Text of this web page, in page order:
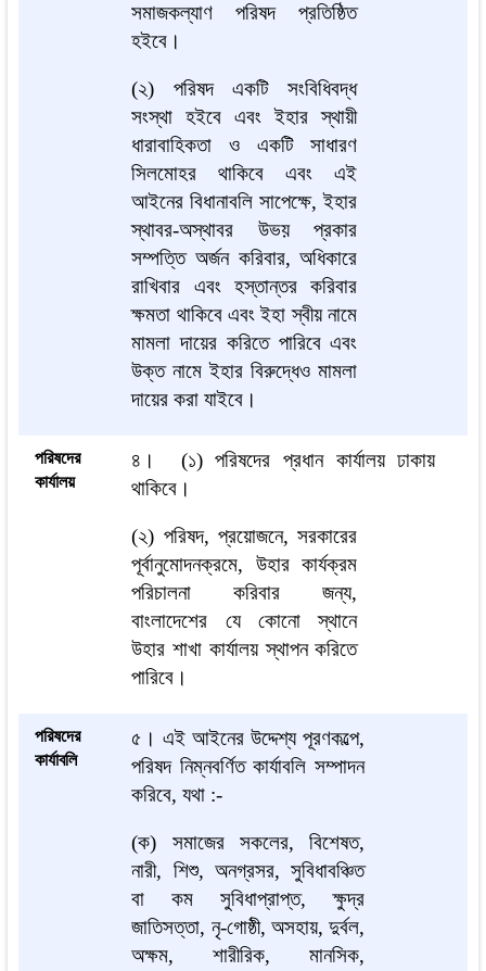
সমাজকল্যাণ পরিষদ প্রতিষ্ঠিত
হইবে।
(২) পরিষদ একটি সংবিধিবদ্ধ
সংস্থা হইবে এবং ইহার স্থায়ী
ধারাবাহিকতা ও একটি সাধারণ
সিলমোহর থাকিবে এবং এই
আইনের বিধানাবলি সাপেক্ষে, ইহার
স্থাবর-অস্থাবর উভয় প্রকার
সম্পত্তি অর্জন করিবার, অধিকারে
রাখিবার এবং হস্তান্তর করিবার
ক্ষমতা থাকিবে এবং ইহা স্বীয় নামে
মামলা দায়ের করিতে পারিবে এবং
উক্ত নামে ইহার বিরুদ্ধেও মামলা
দায়ের করা যাইবে।
পরিষদের
কার্যালয়
৪।
(১) পরিষদের প্রধান কার্যালয় ঢাকায়
থাকিবে।
(২) পরিষদ, প্রয়োজনে, সরকারের
পূর্বানুমোদনক্রমে, উহার কার্যক্রম
পরিচালনা করিবার জন্য,
বাংলাদেশের যে কোনো স্থানে
উহার শাখা কার্যালয় স্থাপন করিতে
পারিবে।
পরিষদের
কার্যাবলি
৫। এই আইনের উদ্দেশ্য পূরণকল্পে,
পরিষদ নিম্নবর্ণিত কার্যাবলি সম্পাদন
করিবে, যথা :-
(ক) সমাজের সকলের, বিশেষত,
নারী, শিশু, অনগ্রসর, সুবিধাবঞ্চিত
বা কম সুবিধাপ্রাপ্ত, ক্ষুদ্র
জাতিসত্তা, নৃ-গোষ্ঠী, অসহায়, দুর্বল,
অক্ষম, শারীরিক, মানসিক,